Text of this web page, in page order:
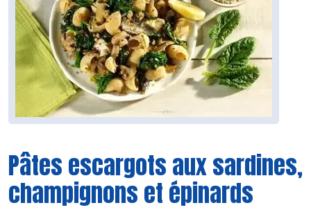
Pâtes escargots aux sardines,
champignons et épinards